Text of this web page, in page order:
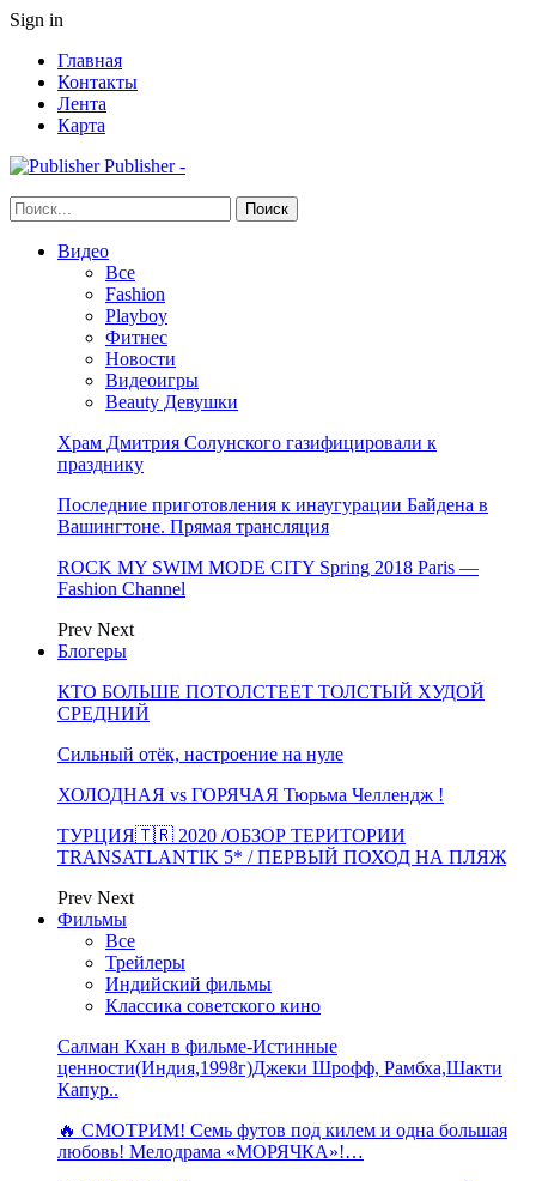
Sign in
Главная
Контакты
Лента
Карта
Publisher -
Видео
Все
Fashion
Playboy
Фитнес
Новости
Видеоигры
Beauty Девушки
Храм Дмитрия Солунского газифицировали к
празднику
Последние приготовления к инаугурации Байдена в
Вашингтоне. Прямая трансляция
ROCK MY SWIM MODE CITY Spring 2018 Paris —
Fashion Channel
Prev Next
Блогеры
КТО БОЛЬШЕ ПОТОЛСТЕЕТ ТОЛСТЫЙ ХУДОЙ
СРЕДНИЙ
Сильный отёк, настроение на нуле
ХОЛОДНАЯ vs ГОРЯЧАЯ Тюрьма Челлендж !
ТУРЦИЯ🇹🇷 2020 /ОБЗОР ТЕРИТОРИИ
TRANSATLANTIK 5* / ПЕРВЫЙ ПОХОД НА ПЛЯЖ
Prev Next
Фильмы
Все
Трейлеры
Индийский фильмы
Классика советского кино
Салман Кхан в фильме-Истинные
ценности(Индия,1998г)Джеки Шрофф, Рамбха,Шакти
Капур..
🔥 СМОТРИМ! Семь футов под килем и одна большая
любовь! Мелодрама «МОРЯЧКА»!…